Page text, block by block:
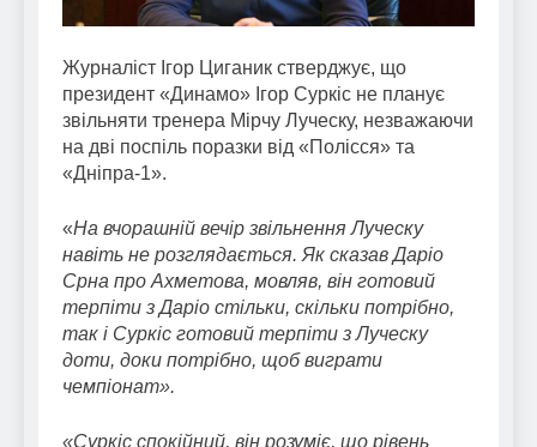
Журналіст Ігор Циганик стверджує, що
президент «Динамо» Ігор Суркіс не планує
звільняти тренера Мірчу Луческу, незважаючи
на дві поспіль поразки від «Полісся» та
«Дніпра-1».
«На вчорашній вечір звільнення Луческу
навіть не розглядається. Як сказав Даріо
Срна про Ахметова, мовляв, він готовий
терпіти з Даріо стільки, скільки потрібно,
так і Суркіс готовий терпіти з Луческу
доти, доки потрібно, щоб виграти
чемпіонат».
«Суркіс спокійний, він розуміє, що рівень